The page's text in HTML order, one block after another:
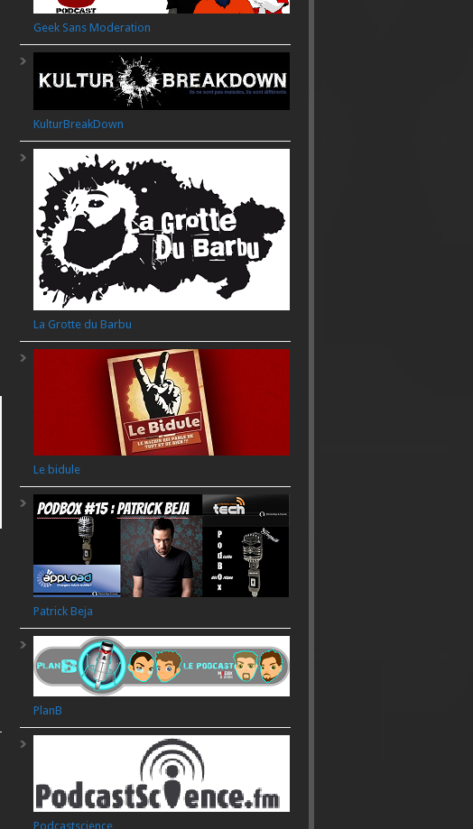
Geek Sans Moderation
KulturBreakDown
La Grotte du Barbu
Le bidule
Patrick Beja
PlanB
Podcastscience